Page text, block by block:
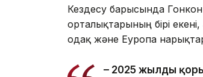
Кездесу барысында
орталықтарының бірі
одақ және Еуропа
– 2025 жылдың